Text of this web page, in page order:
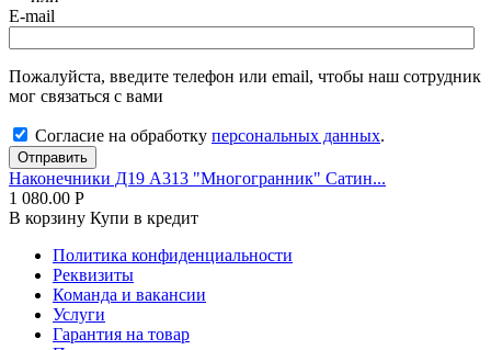
E-mail
Пожалуйста, введите телефон или email, чтобы наш сотрудник
мог связаться с вами
Согласие на обработку персональных данных.
Отправить
Наконечники Д19 А313 "Многогранник" Сатин...
1 080.00 Р
В корзину Купи в кредит
Политика конфиденциальности
Реквизиты
Команда и вакансии
Услуги
Гарантия на товар